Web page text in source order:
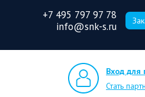
+7 495 797 97 78
info@snk-s.ru
Вход для
Стать